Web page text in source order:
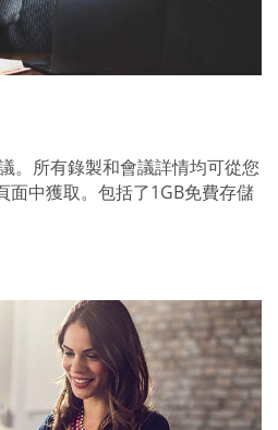
。所有錄製和會議詳情均可從您
面中獲取。包括了1GB免費存儲